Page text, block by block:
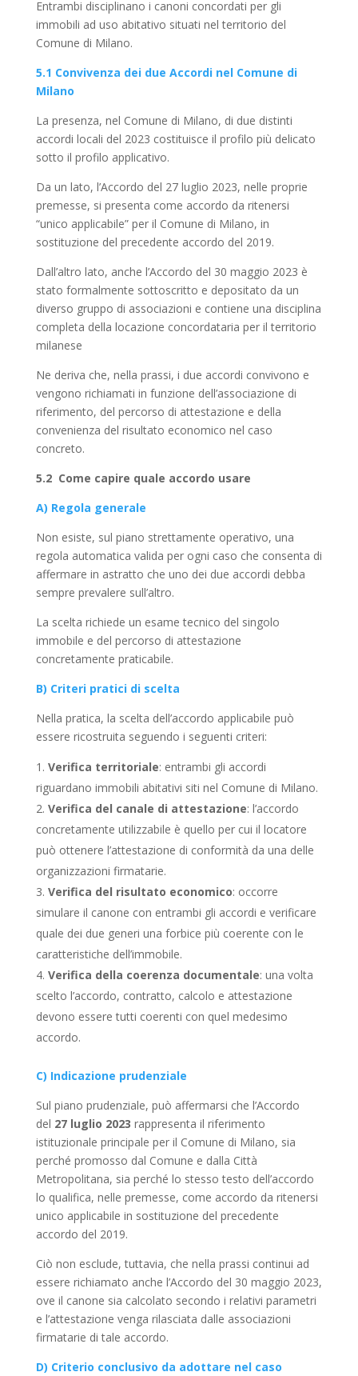
Entrambi disciplinano i canoni concordati per gli
immobili ad uso abitativo situati nel territorio del
Comune di Milano.
5.1 Convivenza dei due Accordi nel Comune di
Milano
La presenza, nel Comune di Milano, di due distinti
accordi locali del 2023 costituisce il profilo più delicato
sotto il profilo applicativo.
Da un lato, l’Accordo del 27 luglio 2023, nelle proprie
premesse, si presenta come accordo da ritenersi
“unico applicabile” per il Comune di Milano, in
sostituzione del precedente accordo del 2019.
Dall’altro lato, anche l’Accordo del 30 maggio 2023 è
stato formalmente sottoscritto e depositato da un
diverso gruppo di associazioni e contiene una disciplina
completa della locazione concordataria per il territorio
milanese
Ne deriva che, nella prassi, i due accordi convivono e
vengono richiamati in funzione dell’associazione di
riferimento, del percorso di attestazione e della
convenienza del risultato economico nel caso
concreto.
5.2 Come capire quale accordo usare
A) Regola generale
Non esiste, sul piano strettamente operativo, una
regola automatica valida per ogni caso che consenta di
affermare in astratto che uno dei due accordi debba
sempre prevalere sull’altro.
La scelta richiede un esame tecnico del singolo
immobile e del percorso di attestazione
concretamente praticabile.
B) Criteri pratici di scelta
Nella pratica, la scelta dell’accordo applicabile può
essere ricostruita seguendo i seguenti criteri:
Verifica territoriale: entrambi gli accordi
riguardano immobili abitativi siti nel Comune di Milano.
Verifica del canale di attestazione: l’accordo
concretamente utilizzabile è quello per cui il locatore
può ottenere l’attestazione di conformità da una delle
organizzazioni firmatarie.
Verifica del risultato economico: occorre
simulare il canone con entrambi gli accordi e verificare
quale dei due generi una forbice più coerente con le
caratteristiche dell’immobile.
Verifica della coerenza documentale: una volta
scelto l’accordo, contratto, calcolo e attestazione
devono essere tutti coerenti con quel medesimo
accordo.
C) Indicazione prudenziale
Sul piano prudenziale, può affermarsi che l’Accordo
del 27 luglio 2023 rappresenta il riferimento
istituzionale principale per il Comune di Milano, sia
perché promosso dal Comune e dalla Città
Metropolitana, sia perché lo stesso testo dell’accordo
lo qualifica, nelle premesse, come accordo da ritenersi
unico applicabile in sostituzione del precedente
accordo del 2019.
Ciò non esclude, tuttavia, che nella prassi continui ad
essere richiamato anche l’Accordo del 30 maggio 2023,
ove il canone sia calcolato secondo i relativi parametri
e l’attestazione venga rilasciata dalle associazioni
firmatarie di tale accordo.
D) Criterio conclusivo da adottare nel caso